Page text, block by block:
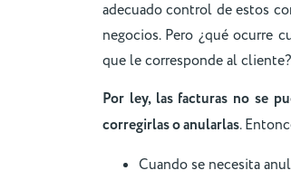
adecuado control de estos
negocios. Pero ¿qué ocurre
que le corresponde al cliente?
Por ley, las facturas no se
corregirlas o anularlas.
Cuando se necesita